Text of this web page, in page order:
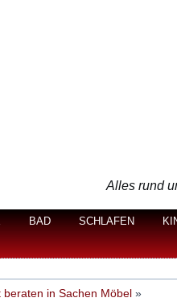
Alles rund
BAD SCHLAFEN
in Sachen Möbel »